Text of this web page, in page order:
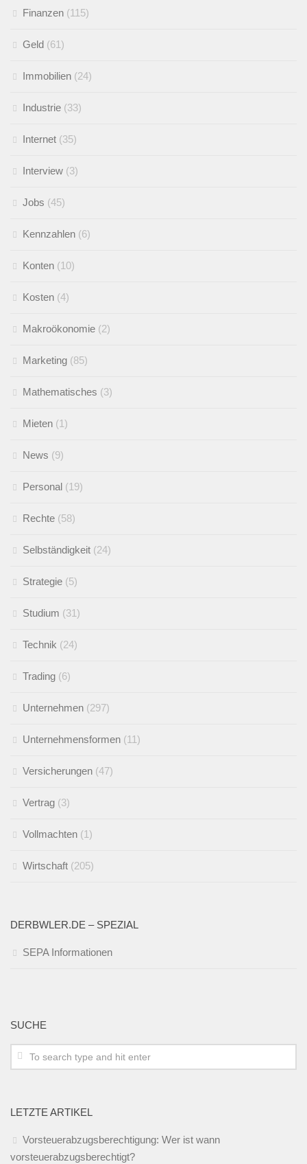
Finanzen (115)
Geld (61)
Immobilien (24)
Industrie (33)
Internet (35)
Interview (3)
Jobs (45)
Kennzahlen (6)
Konten (10)
Kosten (4)
Makroökonomie (2)
Marketing (85)
Mathematisches (3)
Mieten (1)
News (9)
Personal (19)
Rechte (58)
Selbständigkeit (24)
Strategie (5)
Studium (31)
Technik (24)
Trading (6)
Unternehmen (297)
Unternehmensformen (11)
Versicherungen (47)
Vertrag (3)
Vollmachten (1)
Wirtschaft (205)
DERBWLER.DE – SPEZIAL
SEPA Informationen
SUCHE
LETZTE ARTIKEL
Vorsteuerabzugsberechtigung: Wer ist wann
vorsteuerabzugsberechtigt?